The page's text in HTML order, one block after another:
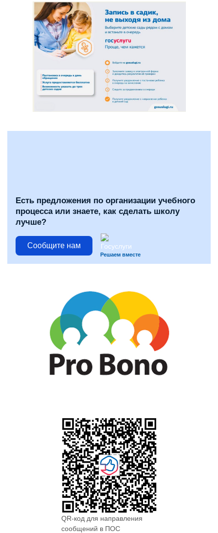
Есть предложения по организации учебного
процесса или знаете, как сделать школу
лучше?
Сообщите нам
Решаем вместе
QR-код для направления
сообщений в ПОС